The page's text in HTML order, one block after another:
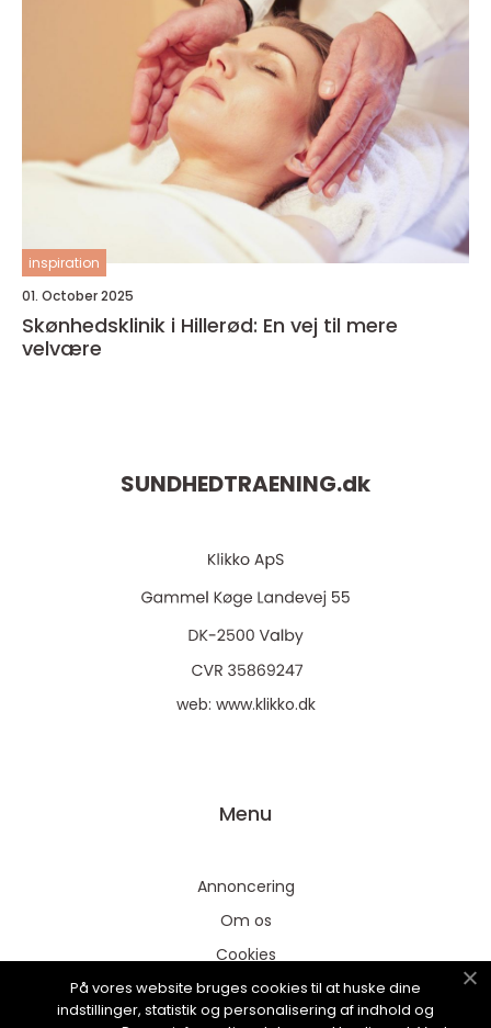
inspiration
01. October 2025
Skønhedsklinik i Hillerød: En vej til mere
velvære
SUNDHEDTRAENING.dk
web: www.klikko.dk
Menu
Annoncering
Om os
Cookies
Kontakt os
Sitemap
På vores website bruges cookies til at huske dine
indstillinger, statistik og personalisering af indhold og